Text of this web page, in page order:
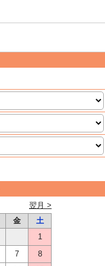
翌月 >
金
土
1
7
8